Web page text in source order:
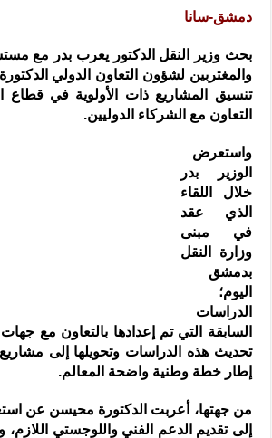
دمشق-سانا
بحث وزير النقل الدكتور يعرب بدر مع
والمغتربين لشؤون التعاون الدولي
تنسيق المشاريع ذات الأولوية في قطاع
التعاون مع الشركاء الدوليين.
واستعرض
الوزير بدر
خلال اللقاء
الذي عقد
في مبنى
وزارة النقل
بدمشق
اليوم؛
الدراسات
السابقة التي تم إعدادها بالتعاون مع
تحديث هذه الدراسات وتحويلها إلى
إطار خطة وطنية واضحة المعالم.
من جهتها، أعربت الدكتورة محيسن عن
إلى تقديم الدعم الفني واللوجستي